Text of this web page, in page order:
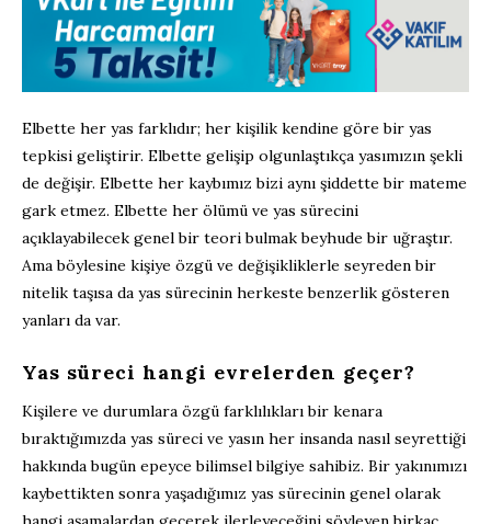
Elbette her yas farklıdır; her kişilik kendine göre bir yas
tepkisi geliştirir. Elbette gelişip olgunlaştıkça yasımızın şekli
de değişir. Elbette her kaybımız bizi aynı şiddette bir mateme
gark etmez. Elbette her ölümü ve yas sürecini
açıklayabilecek genel bir teori bulmak beyhude bir uğraştır.
Ama böylesine kişiye özgü ve değişikliklerle seyreden bir
nitelik taşısa da yas sürecinin herkeste benzerlik gösteren
yanları da var.
Yas süreci hangi evrelerden geçer?
Kişilere ve durumlara özgü farklılıkları bir kenara
bıraktığımızda yas süreci ve yasın her insanda nasıl seyrettiği
hakkında bugün epeyce bilimsel bilgiye sahibiz. Bir yakınımızı
kaybettikten sonra yaşadığımız yas sürecinin genel olarak